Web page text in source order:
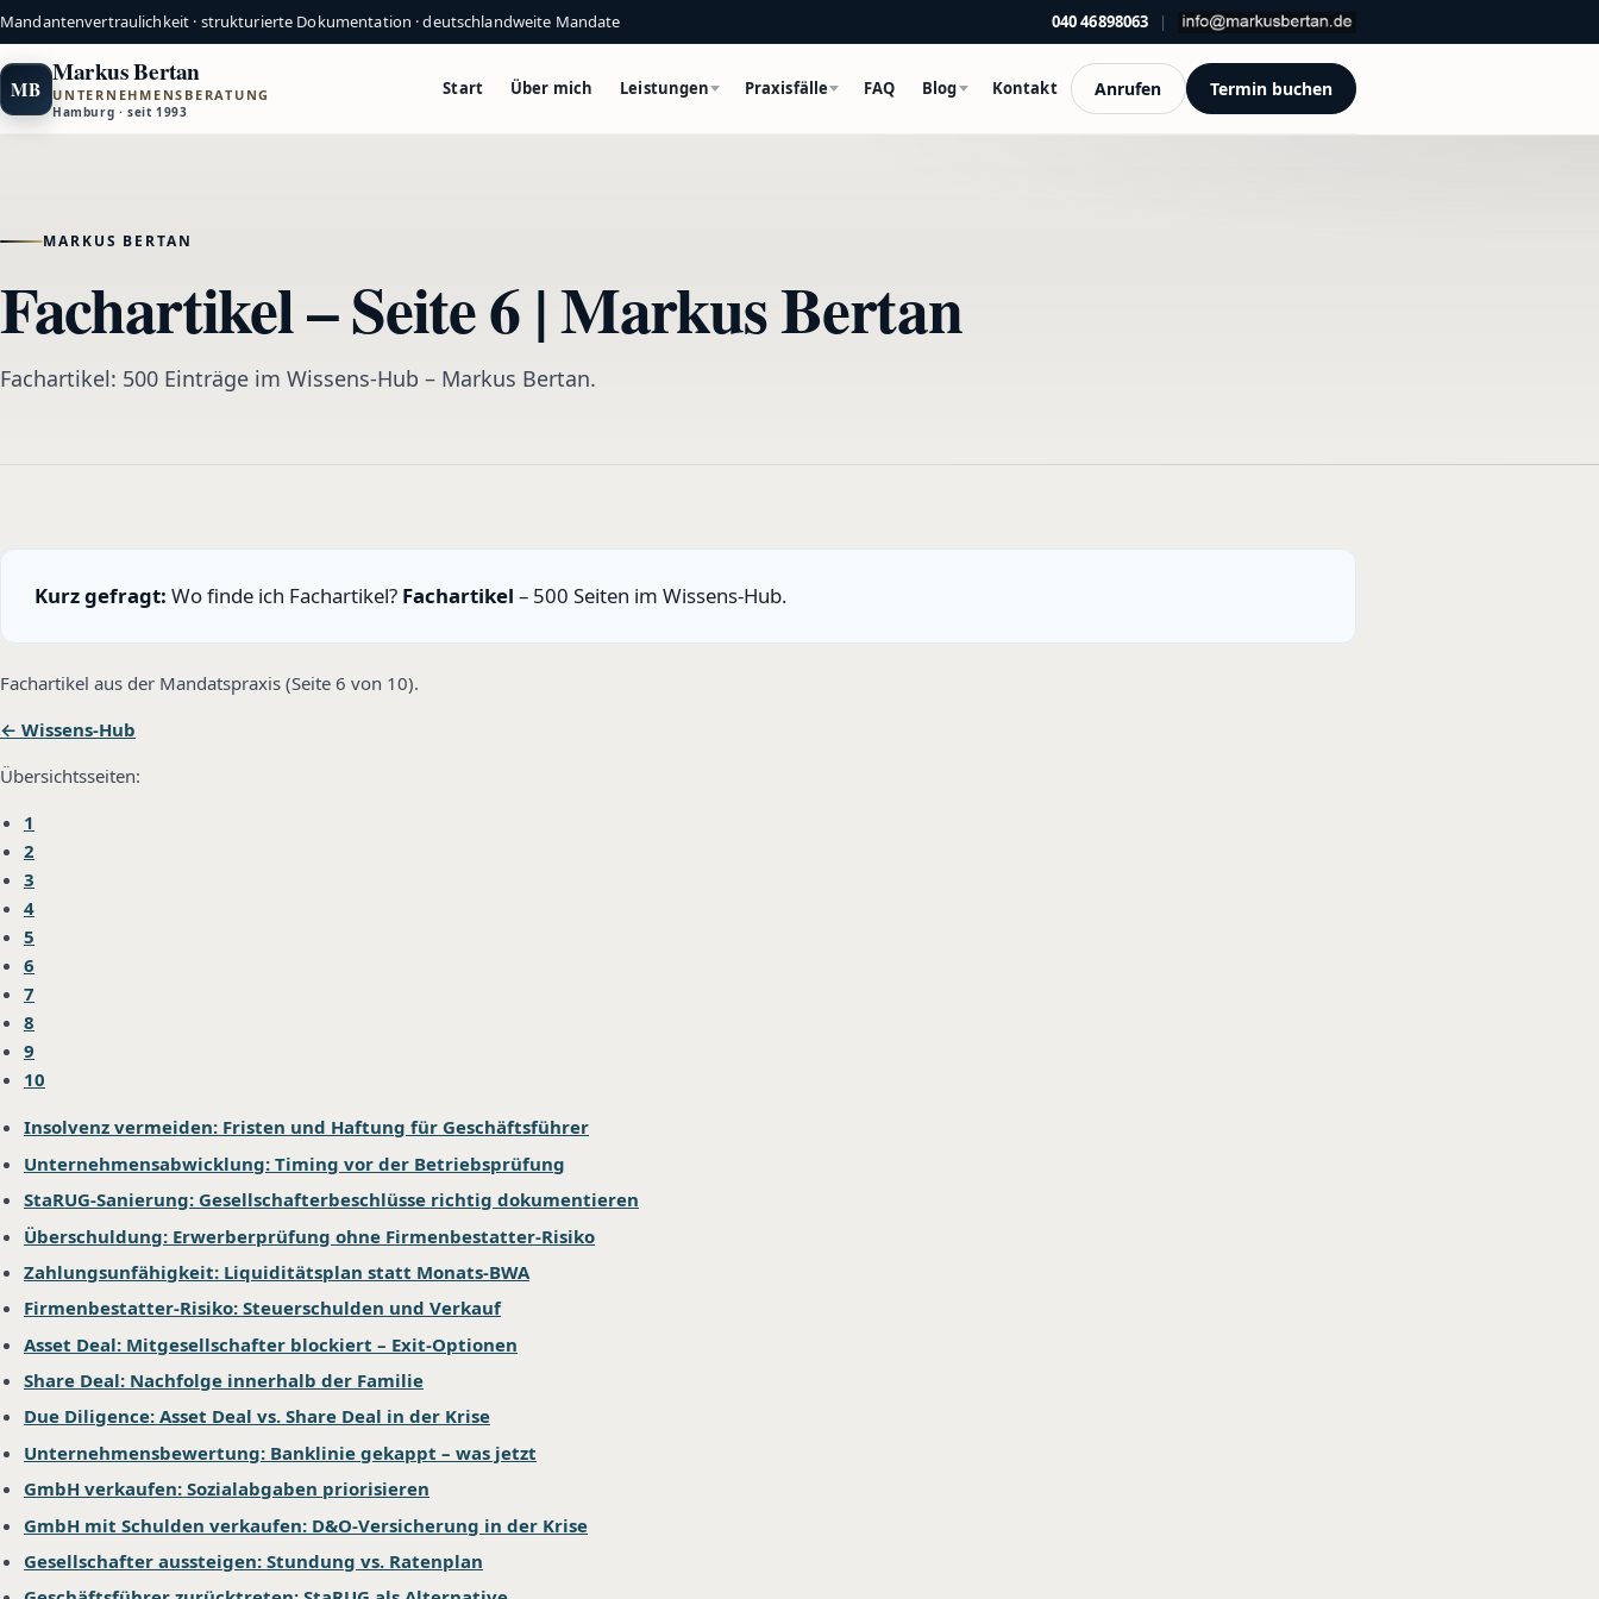
Mandantenvertraulichkeit · strukturierte Dokumentation · deutschlandweite Mandate 040 46898063 |
MB
Markus Bertan
UNTERNEHMENSBERATUNG
Hamburg · seit 1993
Start Über mich Leistungen Praxisfälle FAQ Blog Kontakt Anrufen Termin buchen
MARKUS BERTAN
Fachartikel – Seite 6 | Markus Bertan
Fachartikel: 500 Einträge im Wissens-Hub – Markus Bertan.
Kurz gefragt: Wo finde ich Fachartikel? Fachartikel – 500 Seiten im Wissens-Hub.
Fachartikel aus der Mandatspraxis (Seite 6 von 10).
← Wissens-Hub
Übersichtsseiten:
1
2
3
4
5
6
7
8
9
10
Insolvenz vermeiden: Fristen und Haftung für Geschäftsführer
Unternehmensabwicklung: Timing vor der Betriebsprüfung
StaRUG-Sanierung: Gesellschafterbeschlüsse richtig dokumentieren
Überschuldung: Erwerberprüfung ohne Firmenbestatter-Risiko
Zahlungsunfähigkeit: Liquiditätsplan statt Monats-BWA
Firmenbestatter-Risiko: Steuerschulden und Verkauf
Asset Deal: Mitgesellschafter blockiert – Exit-Optionen
Share Deal: Nachfolge innerhalb der Familie
Due Diligence: Asset Deal vs. Share Deal in der Krise
Unternehmensbewertung: Banklinie gekappt – was jetzt
GmbH verkaufen: Sozialabgaben priorisieren
GmbH mit Schulden verkaufen: D&O-Versicherung in der Krise
Gesellschafter aussteigen: Stundung vs. Ratenplan